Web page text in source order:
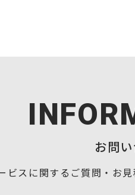
お問
ビスに関するご質問・お